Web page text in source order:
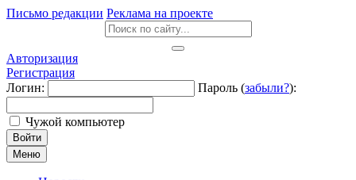
Письмо редакции Реклама на проекте
Авторизация
Регистрация
Логин:
Пароль (забыли?):
Чужой компьютер
Войти
Меню